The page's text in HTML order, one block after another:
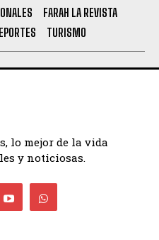
FARAH LA REVISTA
TURISMO
lo mejor de la vida
y noticiosas.